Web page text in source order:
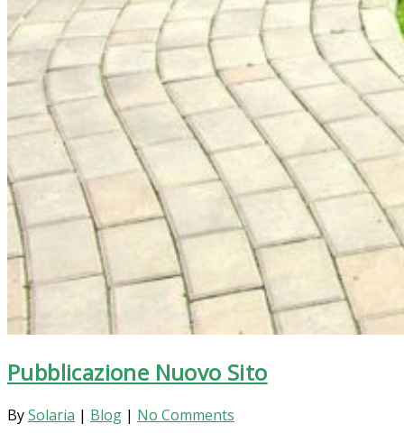
Pubblicazione Nuovo Sito
BySolaria | Blog | No Comments